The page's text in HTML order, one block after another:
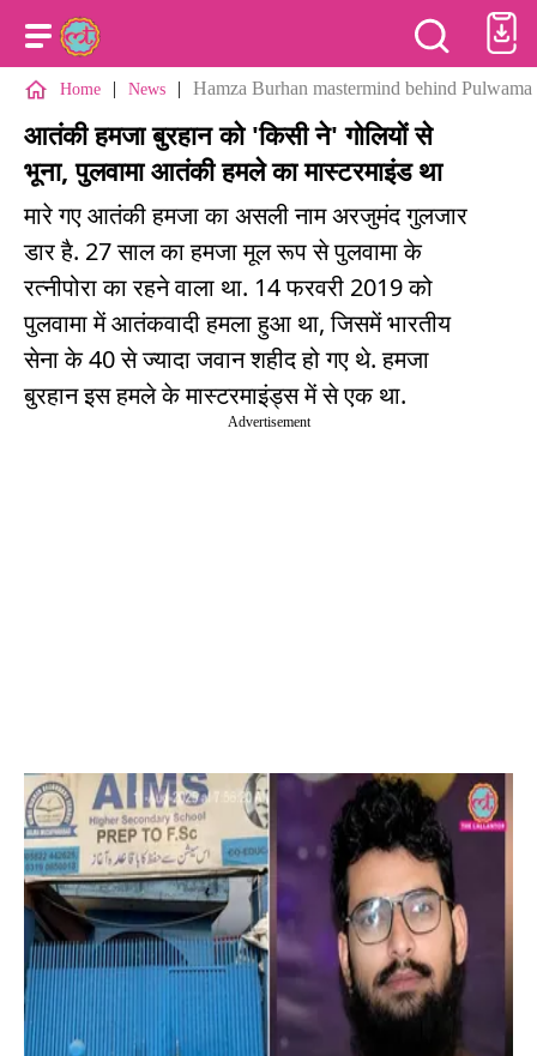
Home | News | Hamza Burhan mastermind behind
आतंकी हमजा बुरहान को 'किसी ने' गोलियों से
भूना, पुलवामा आतंकी हमले का मास्टरमाइंड था
मारे गए आतंकी हमजा का असली नाम अरजुमंद गुलजार
डार है. 27 साल का हमजा मूल रूप से पुलवामा के
रत्नीपोरा का रहने वाला था. 14 फरवरी 2019 को
पुलवामा में आतंकवादी हमला हुआ था, जिसमें भारतीय
सेना के 40 से ज्यादा जवान शहीद हो गए थे. हमजा
बुरहान इस हमले के मास्टरमाइंड्स में से एक था.
Advertisement